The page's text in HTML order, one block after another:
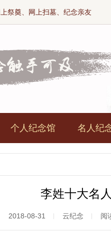
祭奠、网上扫墓、纪念亲友
个人纪念馆 名人纪
李姓十大名人
2018-08-31 ︱ 云纪念 ︱ 阅